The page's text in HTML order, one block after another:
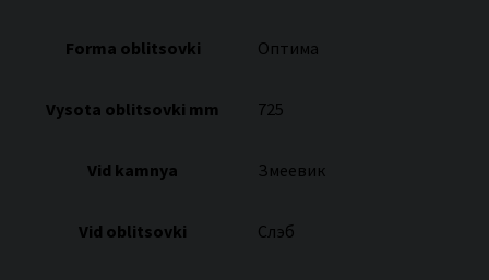
Forma oblitsovki Оптима
Vysota oblitsovki mm 725
Vid kamnya Змеевик
Vid oblitsovki Слэб